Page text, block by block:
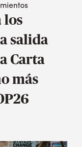
los
salida
Carta
más